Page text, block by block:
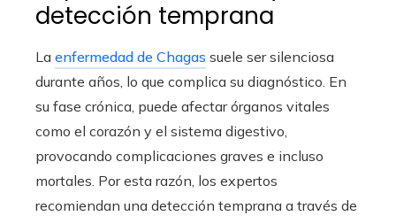
detección temprana
La enfermedad de Chagas suele ser silenciosa
durante años, lo que complica su diagnóstico. En
su fase crónica, puede afectar órganos vitales
como el corazón y el sistema digestivo,
provocando complicaciones graves e incluso
mortales. Por esta razón, los expertos
recomiendan una detección temprana a través de